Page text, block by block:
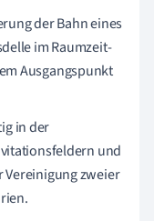
der Bahn eines
im Raumzeit-
Ausgangspunkt
in der
und
zweier